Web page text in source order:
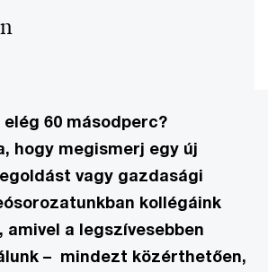
60 másodperc?
hogy megismerj egy új
vagy gazdasági
kollégáink
amivel a legszívesebben
– mindezt közérthetően,